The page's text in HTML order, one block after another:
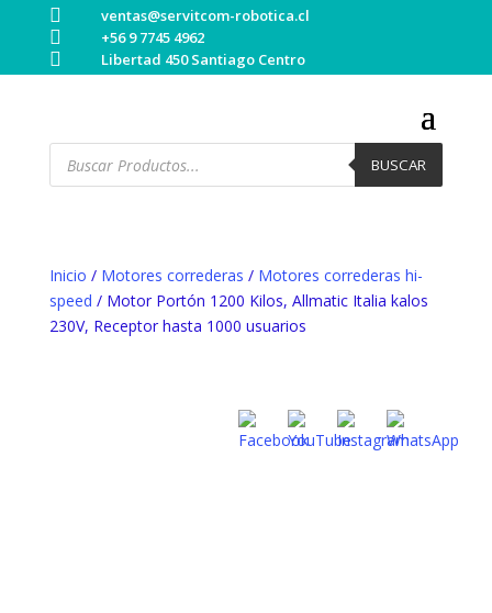
 ventas@servitcom-robotica.cl
 +56 9 7745 4962
 Libertad 450 Santiago Centro
Búsqueda
productos
BUSCAR
Inicio / Motores correderas / Motores correderas hi-
speed / Motor Portón 1200 Kilos, Allmatic Italia kalos
230V, Receptor hasta 1000 usuarios